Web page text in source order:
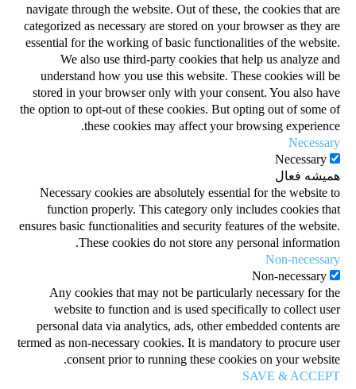
navigate through the website. Out of these, the cookies that are
categorized as necessary are stored on your browser as they are
essential for the working of basic functionalities of the website.
We also use third-party cookies that help us analyze and
understand how you use this website. These cookies will be
stored in your browser only with your consent. You also have
the option to opt-out of these cookies. But opting out of some of
these cookies may affect your browsing experience.
Necessary
Necessary
همیشه فعال
Necessary cookies are absolutely essential for the website to
function properly. This category only includes cookies that
ensures basic functionalities and security features of the website.
These cookies do not store any personal information.
Non-necessary
Non-necessary
Any cookies that may not be particularly necessary for the
website to function and is used specifically to collect user
personal data via analytics, ads, other embedded contents are
termed as non-necessary cookies. It is mandatory to procure user
consent prior to running these cookies on your website.
SAVE & ACCEPT